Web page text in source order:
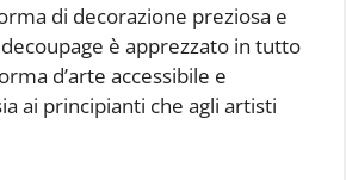
di decorazione preziosa e
è apprezzato in tutto
d’arte accessibile e
ai principianti che agli artisti